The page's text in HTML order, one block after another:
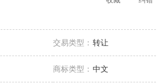
交易类型： 转让
商标类型： 中文